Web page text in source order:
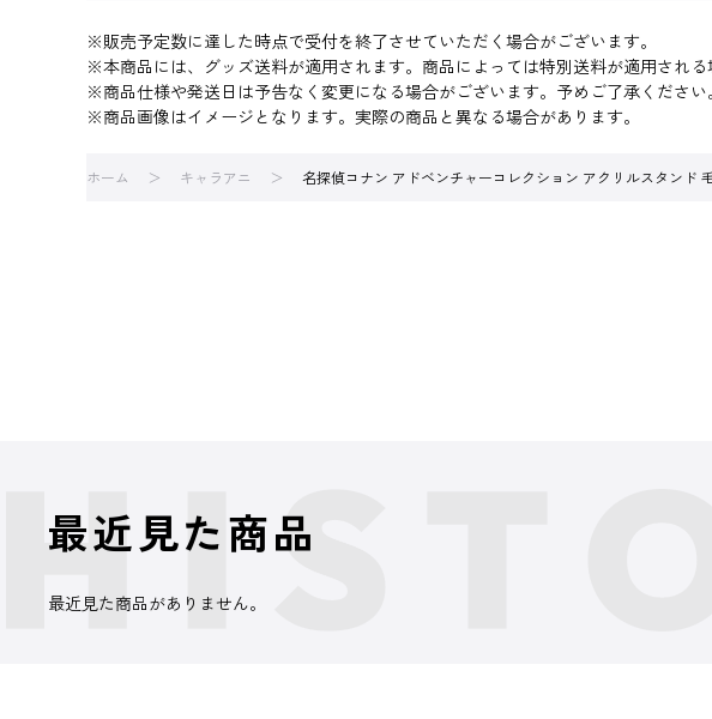
※販売予定数に達した時点で受付を終了させていただく場合がございます。
※本商品には、グッズ送料が適用されます。商品によっては特別送料が適用される
※商品仕様や発送日は予告なく変更になる場合がございます。予めご了承ください。
※商品画像はイメージとなります。実際の商品と異なる場合があります。
ホーム キャラアニ 名探偵コナン アドベンチャーコレクション アクリルスタンド
最近見た商品
最近見た商品がありません。